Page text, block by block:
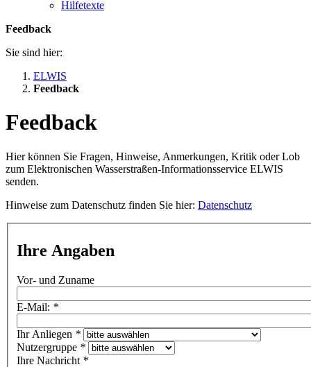
Hilfetexte
Feedback
Sie sind hier:
ELWIS
Feedback
Feedback
Hier können Sie Fragen, Hinweise, Anmerkungen, Kritik oder Lob
zum Elektronischen Wasserstraßen-Informationsservice ELWIS
senden.
Hinweise zum Datenschutz finden Sie hier: Datenschutz
Ihre Angaben
Vor- und Zuname
E-Mail: *
Ihr Anliegen *
Nutzergruppe *
Ihre Nachricht *